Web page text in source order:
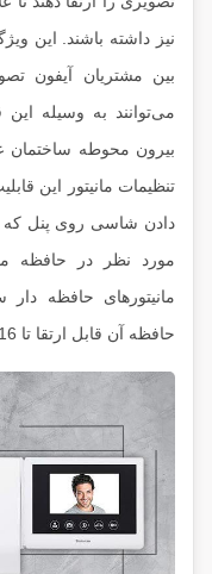
نیز داشته باشند. این
بین مشتریان آیفون
می‌توانند به وسیله
بیرون محوطه ساختمان
تنظیمات مانیتور این
دادن شاسی روی پنل
مورد نظر در حافظه
حافظه آن قابل ارتقا تا 16 گیگابایت است.